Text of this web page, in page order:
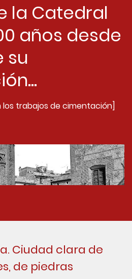
la Catedral
años desde
su
los trabajos de cimentación]
Ciudad clara de
de piedras